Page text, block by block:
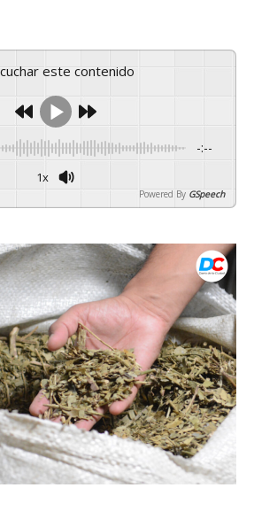
este contenido
-:--
1x
Powered By GSpeech